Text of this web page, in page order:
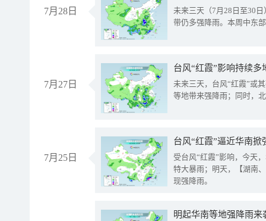
7月28日
未来三天（7月28日至30
带仍多强降雨。本周中东
7月27日
台风“红霞”影响持续
未来三天，台风“红霞”或
等地带来强降雨；同时，
7月25日
台风“红霞”逼近华南
受台风“红霞”影响，今天
特大暴雨；明天，【湖南
现强降雨。
明起华南等地强降雨